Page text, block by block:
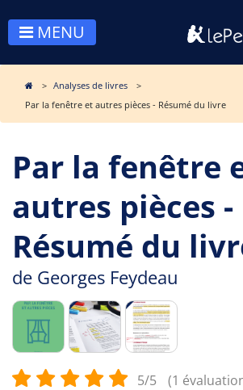
MENU
Analyses de livres
Par la fenêtre et autres pièces - Résumé du livre
Par la fenêtre
autres pièces -
Résumé du
de Georges Feydeau
5/5 (1